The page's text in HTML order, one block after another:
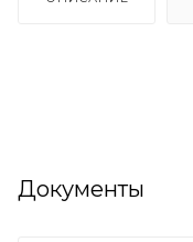
Документы